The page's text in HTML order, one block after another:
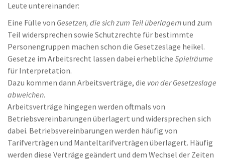
Leute untereinander:
Eine Fülle von Gesetzen, die sich zum Teil überlagernund zum
Teil widersprechen sowie Schutzrechte für bestimmte
Personengruppen machen schon die Gesetzeslage heikel.
Gesetze im Arbeitsrecht lassen dabei erhebliche Spielräume
für Interpretation.
Dazu kommen dann Arbeitsverträge, die von der Gesetzeslage
abweichen.
Arbeitsverträge hingegen werden oftmals von
Betriebsvereinbarungen überlagert und widersprechen sich
dabei. Betriebsvereinbarungen werden häufig von
Tarifverträgen und Manteltarifverträgen überlagert. Häufig
werden diese Verträge geändert und dem Wechsel der Zeiten